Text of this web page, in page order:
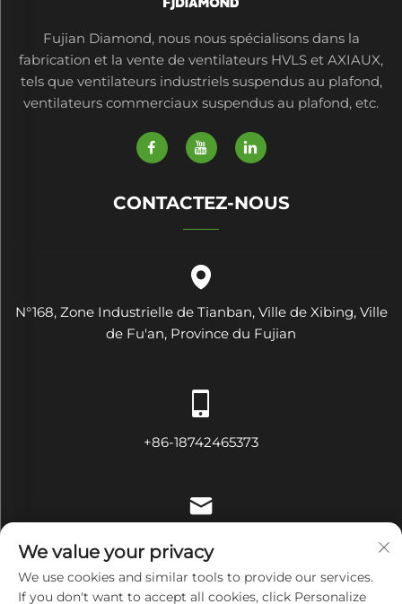
Fujian Diamond, nous nous spécialisons dans la
fabrication et la vente de ventilateurs HVLS et AXIAUX,
tels que ventilateurs industriels suspendus au plafond,
ventilateurs commerciaux suspendus au plafond, etc.
CONTACTEZ-NOUS
N°168, Zone Industrielle de Tianban, Ville de Xibing, Ville
de Fu'an, Province du Fujian
+86-18742465373
We value your privacy
We use cookies and similar tools to provide our services.
If you don't want to accept all cookies, click Personalize